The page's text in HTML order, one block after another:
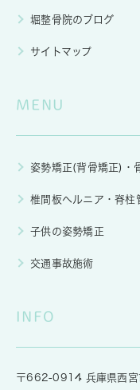
堀整骨院のブログ
サイトマップ
MENU
姿勢矯正(背骨矯正)・
椎間板ヘルニア・脊柱
子供の姿勢矯正
交通事故施術
INFO
〒662-0914 兵庫県西